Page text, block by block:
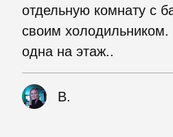
отдельную комнату с
своим холодильником.
одна на этаж..
B.